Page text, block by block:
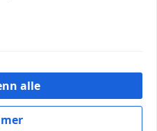
og designet avIT-
alle